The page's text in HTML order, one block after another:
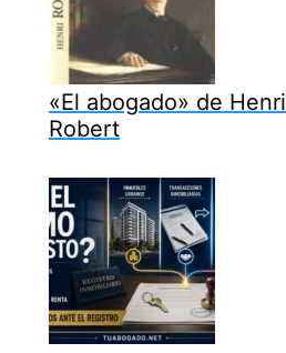
«El abogado» de Henri
Robert